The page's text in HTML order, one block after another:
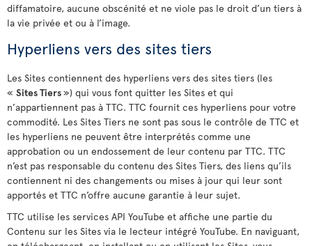
diffamatoire, aucune obscénité et ne viole pas le droit d’un tiers à
la vie privée et ou à l’image.
Hyperliens vers des sites tiers
Les Sites contiennent des hyperliens vers des sites tiers (les
« Sites Tiers») qui vous font quitter les Sites et qui
n’appartiennent pas à TTC. TTC fournit ces hyperliens pour votre
commodité. Les Sites Tiers ne sont pas sous le contrôle de TTC et
les hyperliens ne peuvent être interprétés comme une
approbation ou un endossement de leur contenu par TTC. TTC
n’est pas responsable du contenu des Sites Tiers, des liens qu’ils
contiennent ni des changements ou mises à jour qui leur sont
apportés et TTC n’offre aucune garantie à leur sujet.
TTC utilise les services API YouTube et affiche une partie du
Contenu sur les Sites via le lecteur intégré YouTube. En naviguant,